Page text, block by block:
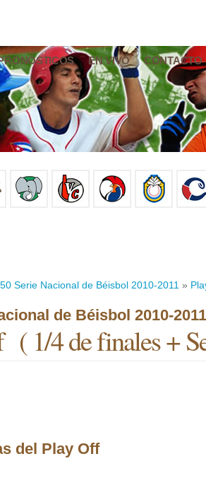
EN VIVO CONTACTO
50 Serie Nacional de Béisbol 2010-2011 »
de Béisbol 2010-2011
1/4 de finales +
del Play Off